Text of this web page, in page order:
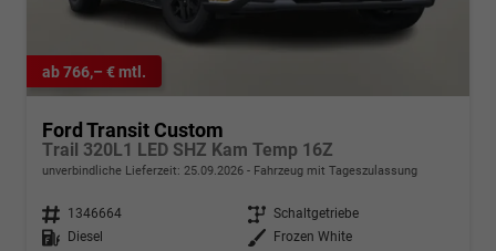
ab 766,– € mtl.
Ford Transit Custom
Trail 320L1 LED SHZ Kam Temp 16Z
unverbindliche Lieferzeit: 25.09.2026 Fahrzeug mit Tageszulassung
Fahrzeugnr. 1346664 Getriebe Schaltgetriebe
Kraftstoff
Diesel Außenfarbe
Frozen White